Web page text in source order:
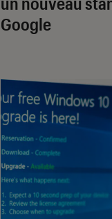
Google